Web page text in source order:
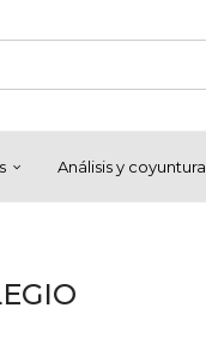
Análisis y coyuntura